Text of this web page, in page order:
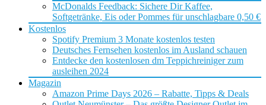
McDonalds Feedback: Sichere Dir Kaffee,
Softgetränke, Eis oder Pommes für unschlagbare 0,50 €
Kostenlos
Spotify Premium 3 Monate kostenlos testen
Deutsches Fernsehen kostenlos im Ausland schauen
Entdecke den kostenlosen dm Teppichreiniger zum
ausleihen 2024
Magazin
Amazon Prime Days 2026 – Rabatte, Tipps & Deals